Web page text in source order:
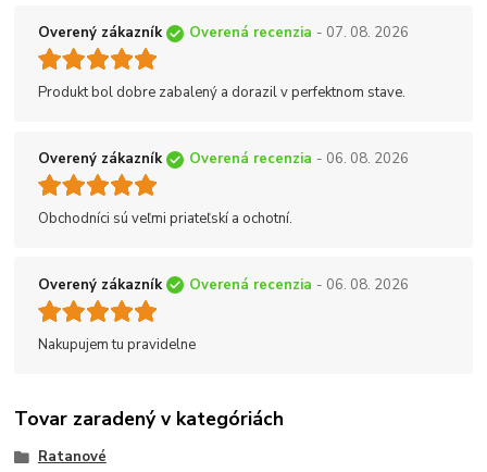
Overený zákazník Overená recenzia - 07. 08. 2026
Produkt bol dobre zabalený a dorazil v perfektnom stave.
Overený zákazník Overená recenzia - 06. 08. 2026
Obchodníci sú veľmi priateľskí a ochotní.
Overený zákazník Overená recenzia - 06. 08. 2026
Nakupujem tu pravidelne
Tovar zaradený v kategóriách
Ratanové